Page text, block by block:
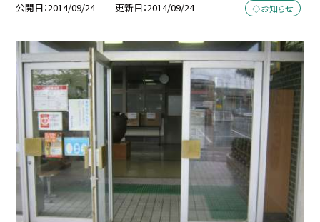
公開日 2014/09/24 更新日 2014/09/24 ◇お知らせ